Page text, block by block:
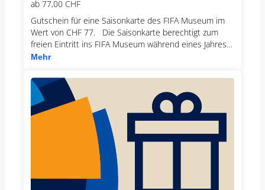
ab 77,00 CHF
Gutschein für eine Saisonkarte des FIFA Museum im
Wert von CHF 77. Die Saisonkarte berechtigt zum
freien Eintritt ins FIFA Museum während eines Jahres
sowie zu einem Gratiseintritt für ein Kind (7–15 Jahre)
gültigen Saisonkarte 10 % Rabatt im Museumsshop.
Achtung: Geschenkgutscheine für Saisonkarten
können ausschliesslich für den Kauf einer Saisonkarte
verwendet werden. Mit diesem Gutschein können
weder andere Museumseintritte noch Produkte aus
dem Museumsshop erworben werden.
Mehr